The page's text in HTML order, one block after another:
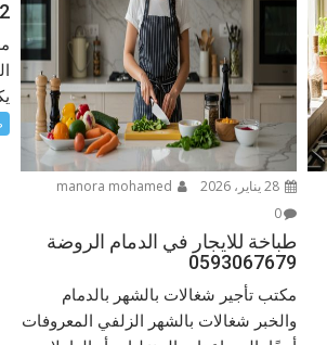
28 يناير، 2026
0
طباخة للايجار في الدمام الروضة
0593067679
مكتب تأجير شغالات بالشهر بالدمام
والخبر شغالات بالشهر الزلفي المعروفات